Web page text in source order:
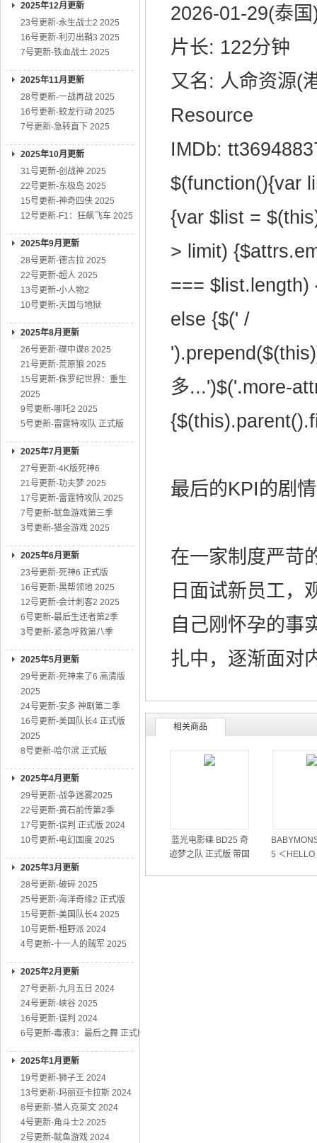
2025年12月更新
23号更新-永生战士2 2025
16号更新-利刃出鞘3 2025
7号更新-铁血战士 2025
2025年11月更新
28号更新-一战再战 2025
16号更新-蛟龙行动 2025
7号更新-急转直下 2025
2025年10月更新
31号更新-创战神 2025
22号更新-东极岛 2025
15号更新-神奇四侠 2025
12号更新-F1：狂飙飞车 2025
2025年9月更新
28号更新-德古拉 2025
22号更新-超人 2025
13号更新-小人物2
10号更新-天国与地狱
2025年8月更新
26号更新-碟中谍8 2025
21号更新-荒原狼 2025
15号更新-侏罗纪世界：重生
2025
9号更新-哪吒2 2025
5号更新-雷霆特攻队 正式版
2025年7月更新
27号更新-4K版死神6
21号更新-功夫梦 2025
17号更新-雷霆特攻队 2025
7号更新-鱿鱼游戏第三季
3号更新-猎金游戏 2025
2025年6月更新
23号更新-死神6 正式版
16号更新-黑帮领地 2025
12号更新-会计刺客2 2025
6号更新-最后生还者第2季
3号更新-紧急呼救第八季
2025年5月更新
29号更新-死神来了6 高清版
2025
24号更新-安多 神剧第二季
16号更新-美国队长4 正式版
2025
8号更新-哈尔滨 正式版
2025年4月更新
29号更新-战争迷雾2025
22号更新-黄石前传第2季
17号更新-误判 正式版 2024
10号更新-电幻国度 2025
2025年3月更新
28号更新-破碎 2025
25号更新-海洋奇缘2 正式版
15号更新-美国队长4 2025
10号更新-粗野派 2024
4号更新-十一人的贼军 2025
2025年2月更新
27号更新-九月五日 2024
24号更新-峡谷 2025
16号更新-误判 2024
6号更新-毒液3：最后之舞 正式版
2025年1月更新
19号更新-狮子王 2024
13号更新-玛丽亚卡拉斯 2024
8号更新-猎人克莱文 2024
4号更新-角斗士2 2025
2号更新-鱿鱼游戏 2024
2026-01-29(泰国
片长: 122分钟
又名: 人命资源(
Resource‎
IMDb:
$(function(){var
{var $list =
> limit)
=== $list.length)
else {$(' /
多...')$('.more-
最后的KPI的剧情
在一家制度严苛
日面试新员工，
自己刚怀孕的事
扎中，逐渐面对
相关商品
蓝光电影碟 BD25 奇
迹梦之队 正式版 带国
5 ＜HELLO